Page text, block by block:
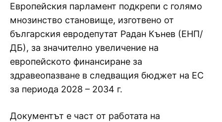
Европейския парламент подкрепи с голямо
мнозинство становище, изготвено от
българския евродепутат Радан Кънев (ЕНП/
ДБ), за значително увеличение на
европейското финансиране за
здравеопазване в следващия бюджет на ЕС
за периода 2028 – 2034 г.
Документът е част от работата на